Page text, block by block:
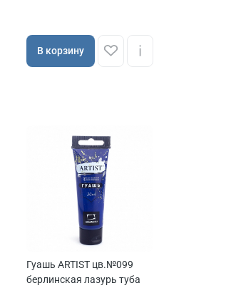
В корзину
Гуашь ARTIST цв.№099
берлинская лазурь туба